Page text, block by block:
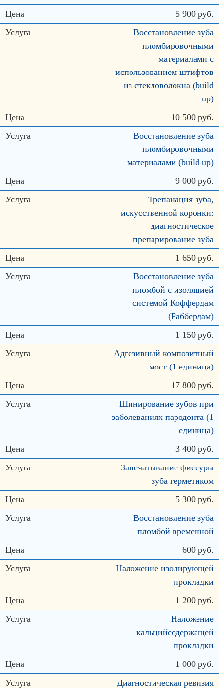
5 900 руб.
Восстановление зуба
пломбировочными
материалами с
использованием штифтов
из стекловолокна (build
up)
10 500 руб.
Восстановление зуба
пломбировочными
материалами (build up)
9 000 руб.
Трепанация зуба,
искусственной коронки:
диагностическое
препарирование зуба
1 650 руб.
Восстановление зуба
пломбой с изоляцией
системой Коффердам
(Раббердам)
1 150 руб.
Адгезивный композитный
мост (1 единица)
17 800 руб.
Шинирование зубов при
заболеваниях пародонта (1
единица)
3 400 руб.
Запечатывание фиссуры
зуба герметиком
5 300 руб.
Восстановление зуба
пломбой временной
600 руб.
Наложение изолирующей
прокладки
1 200 руб.
Наложение
кальцийсодержащей
прокладки
1 000 руб.
Диагностическая ревизия